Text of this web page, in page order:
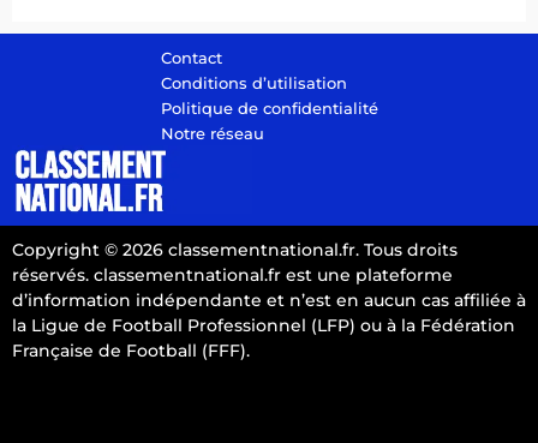
Contact
Conditions d’utilisation
Politique de confidentialité
Notre réseau
Copyright © 2026 classementnational.fr. Tous droits
réservés. classementnational.fr est une plateforme
d’information indépendante et n’est en aucun cas affiliée à
la Ligue de Football Professionnel (LFP) ou à la Fédération
Française de Football (FFF).